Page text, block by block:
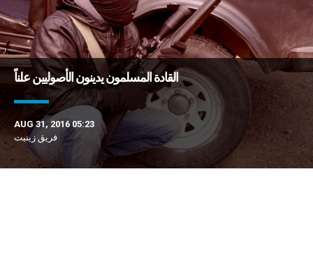
القادة المسلمون يدينون الأصوليين علناً
AUG 31, 2016 05:23
فريق زينيت